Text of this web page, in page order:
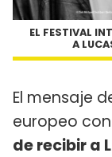
EL FESTIVAL
A
El mensaje
europeo
de recibir a